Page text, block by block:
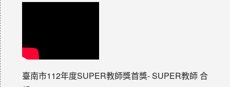
臺南市112年度SUPER教師獎首獎- SUPER教師 合